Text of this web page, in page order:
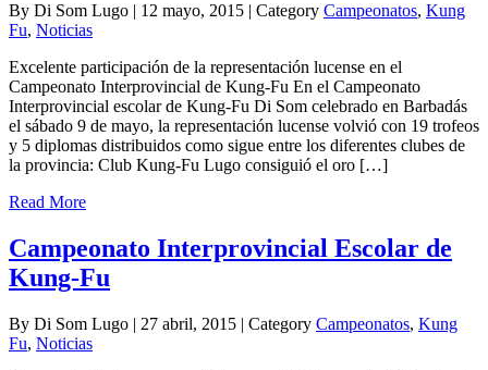
By Di Som Lugo | 12 mayo, 2015 | Category Campeonatos, Kung
Fu, Noticias
Excelente participación de la representación lucense en el
Campeonato Interprovincial de Kung-Fu En el Campeonato
Interprovincial escolar de Kung-Fu Di Som celebrado en Barbadás
el sábado 9 de mayo, la representación lucense volvió con 19 trofeos
y 5 diplomas distribuidos como sigue entre los diferentes clubes de
la provincia: Club Kung-Fu Lugo consiguió el oro […]
Read More
Campeonato Interprovincial Escolar de
Kung-Fu
By Di Som Lugo | 27 abril, 2015 | Category Campeonatos, Kung
Fu, Noticias